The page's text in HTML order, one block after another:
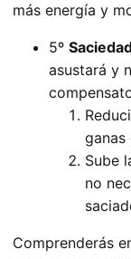
más energía y
5º
asustará y
ganas
Sube
no
Comprenderás